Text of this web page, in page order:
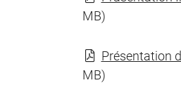
MB)
Présentation
MB)